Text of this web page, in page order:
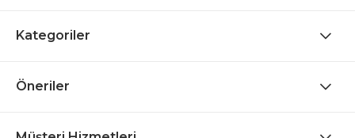
Kategoriler
Öneriler